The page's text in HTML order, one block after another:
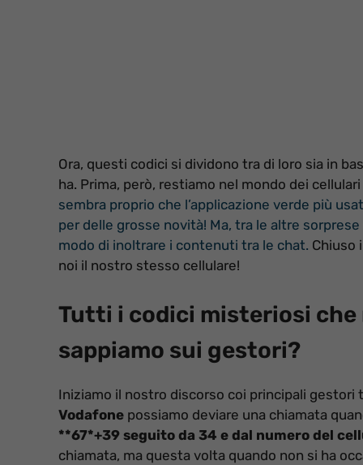
Ora, questi codici si dividono tra di loro sia in
ha. Prima, però, restiamo nel mondo dei
sembra proprio che l’applicazione verde più
per delle grosse novità! Ma, tra le altre
modo di inoltrare i contenuti tra le chat. Chiuso
noi il nostro stesso cellulare!
Tutti i codici misteriosi che
sappiamo sui gestori?
Iniziamo il nostro discorso coi principali
Vodafone possiamo deviare una chiamata
**67*+39 seguito da 34 e dal numero del
chiamata, ma questa volta quando non si ha